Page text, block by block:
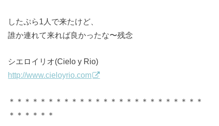
したぷら1人で来たけど、
誰か連れて来れば良かったな〜残念
シエロイリオ(Cielo y Rio)
http://www.cieloyrio.com
＊＊＊＊＊＊＊＊＊＊＊＊＊＊＊＊＊＊＊＊＊＊＊＊＊
＊＊＊＊＊＊